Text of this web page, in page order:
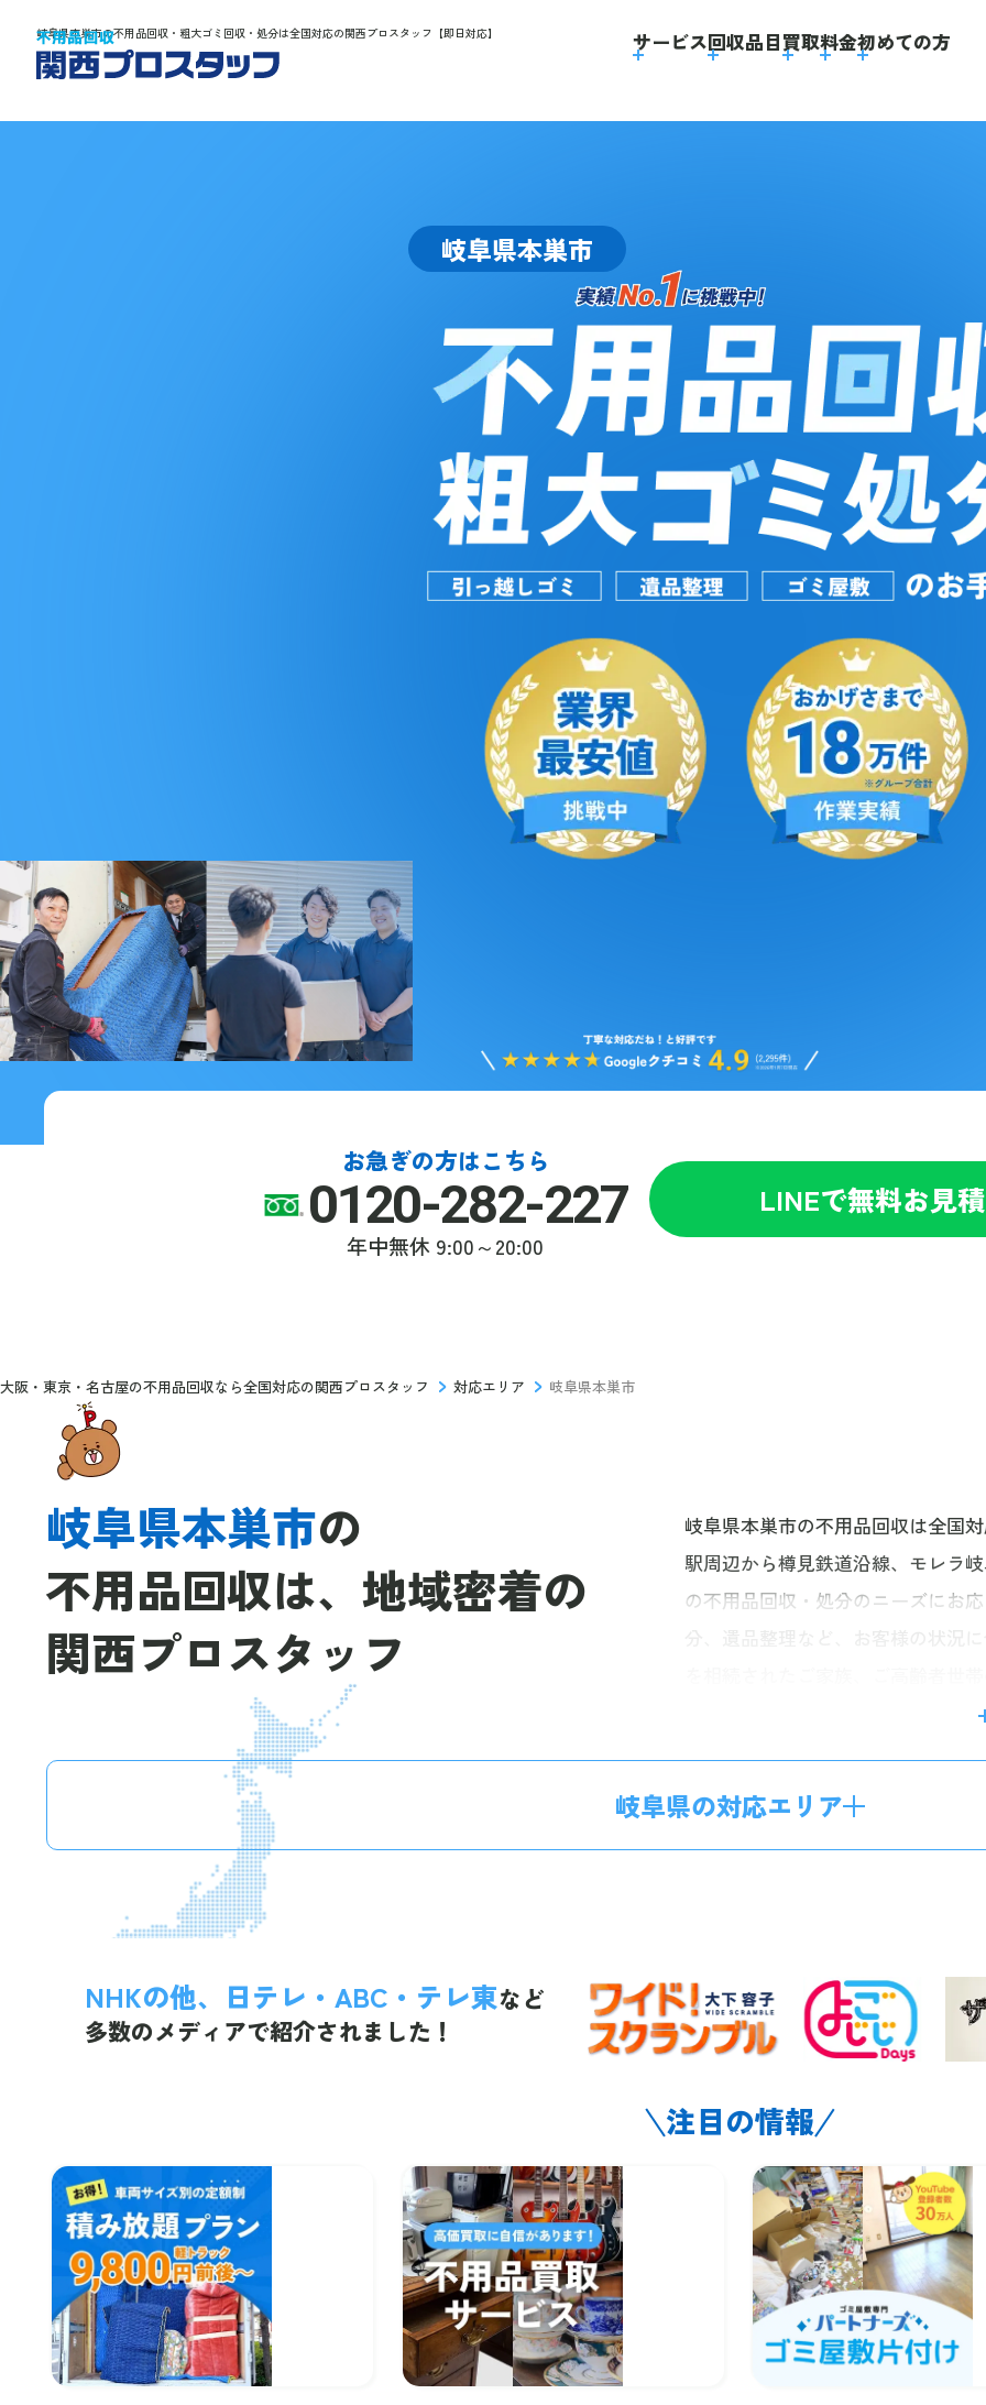
岐阜県本巣市の不用品回収・粗大ゴミ回収・処分は全国対応の関西プロスタッフ【即日対応】 サービス回収品目買取料金初めての方
岐阜県本巣市
お急ぎの方はこちら
0120-282-227
年中無休 9:00～20:00
LINEで無料お見
大阪・東京・名古屋の不用品回収なら全国対応の関西プロスタッフ 対応エリア 岐阜県本巣市
岐阜県本巣市の
不用品回収は、 地域密着の
関西プロスタッフ
岐阜県本巣市の不用品回収は全国
駅周辺から樽見鉄道沿線、モレラ
の不用品回収・処分のニーズにお
大量の不用品を処分したい」とい
岐阜県の対応エリア
NHKの他、日テレ・ABC・テレ東など
多数のメディアで紹介されました！
注目の情報